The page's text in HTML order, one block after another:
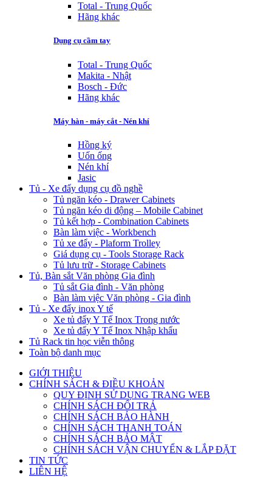
Total - Trung Quốc
Hãng khác
Dụng cụ cầm tay
Total - Trung Quốc
Makita - Nhật
Bosch - Đức
Hãng khác
Máy hàn - máy cắt - Nén khí
Hồng ký
Uốn ống
Nén khí
Jasic
Tủ - Xe đẩy dụng cụ đồ nghề
Tủ ngăn kéo - Drawer Cabinets
Tủ ngăn kéo di động – Mobile Cabinet
Tủ kết hợp - Combination Cabinets
Bàn làm việc - Workbench
Tủ xe đẩy - Plaform Trolley
Giá dụng cụ - Tools Storage Rack
Tủ lưu trữ - Storage Cabinets
Tủ, Bàn sắt Văn phòng Gia đình
Tủ sắt Gia đình - Văn phòng
Bàn làm việc Văn phòng - Gia đình
Tủ - Xe đẩy inox Y tế
Xe tủ đẩy Y Tế Inox Trong nước
Xe tủ đẩy Y Tế Inox Nhập khẩu
Tủ Rack tin học viễn thông
Toàn bộ danh mục
GIỚI THIỆU
CHÍNH SÁCH & ĐIỀU KHOẢN
QUY ĐỊNH SỬ DỤNG TRANG WEB
CHÍNH SÁCH ĐỔI TRẢ
CHÍNH SÁCH BẢO HÀNH
CHÍNH SÁCH THANH TOÁN
CHÍNH SÁCH BẢO MẬT
CHÍNH SÁCH VẬN CHUYỂN & LẮP ĐẶT
TIN TỨC
LIÊN HỆ